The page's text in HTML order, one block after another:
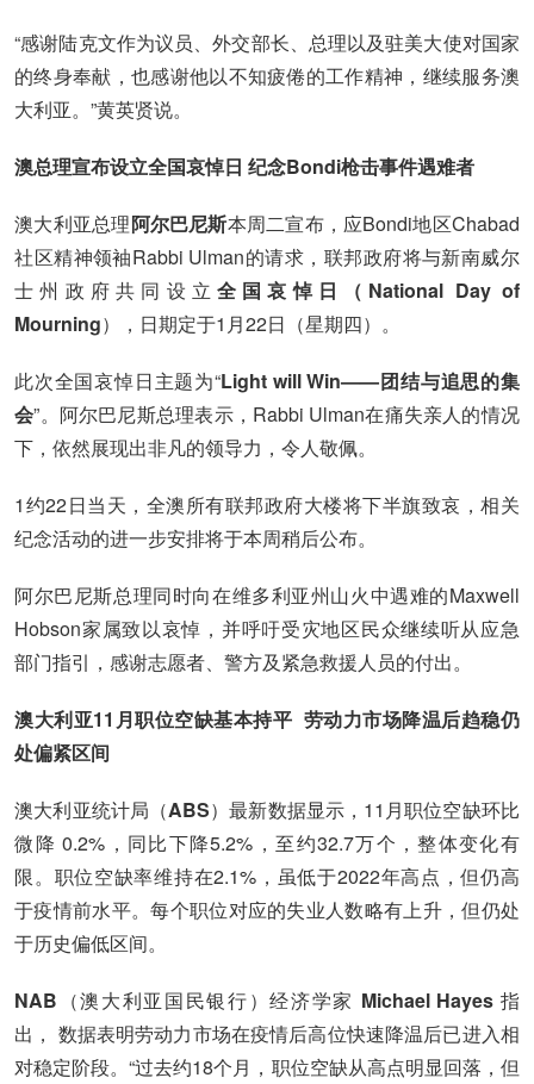
“感谢陆克文作为议员、外交部长、总理以及驻美大使对国家
的终身奉献，也感谢他以不知疲倦的工作精神，继续服务澳
大利亚。”黄英贤说。
澳总理宣布设立全国哀悼日 纪念Bondi枪击事件遇难者
澳大利亚总理阿尔巴尼斯本周二宣布，应Bondi地区Chabad
社区精神领袖Rabbi Ulman的请求，联邦政府将与新南威尔
士州政府共同设立 全国哀悼日（National Day of
Mourning），日期定于1月22日（星期四）。
此次全国哀悼日主题为“Light will Win——团结与追思的集
会”。阿尔巴尼斯总理表示，Rabbi Ulman在痛失亲人的情况
下，依然展现出非凡的领导力，令人敬佩。
1约22日当天，全澳所有联邦政府大楼将下半旗致哀，相关
纪念活动的进一步安排将于本周稍后公布。
阿尔巴尼斯总理同时向在维多利亚州山火中遇难的Maxwell
Hobson家属致以哀悼，并呼吁受灾地区民众继续听从应急
部门指引，感谢志愿者、警方及紧急救援人员的付出。
澳大利亚11月职位空缺基本持平 劳动力市场降温后趋稳仍
处偏紧区间
澳大利亚统计局（ABS）最新数据显示，11月职位空缺环比
微降 0.2%，同比下降5.2%，至约32.7万个，整体变化有
限。职位空缺率维持在2.1%，虽低于2022年高点，但仍高
于疫情前水平。每个职位对应的失业人数略有上升，但仍处
于历史偏低区间。
NAB （澳大利亚国民银行）经济学家 Michael Hayes 指
出， 数据表明劳动力市场在疫情后高位快速降温后已进入相
对稳定阶段。“过去约18个月，职位空缺从高点明显回落，但